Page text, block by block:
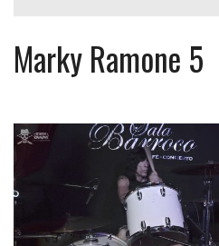
Marky Ramone 5